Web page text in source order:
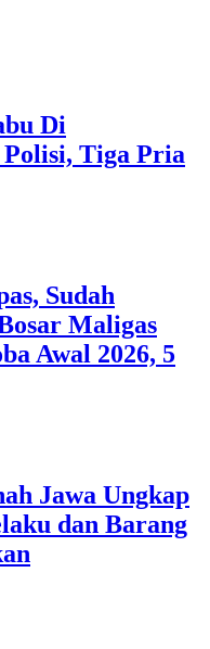
Di
Tiga Pria
Sudah
Maligas
Awal 2026, 5
Jawa Ungkap
dan Barang